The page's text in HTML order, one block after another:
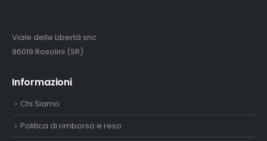
Viale delle Libertà snc
96019 Rosolini (SR)
Informazioni
Chi Siamo
Politica di rimborso e reso